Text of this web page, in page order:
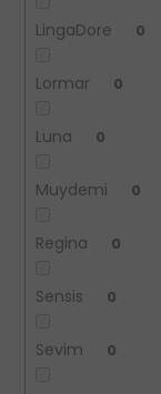
LingaDore 0
Lormar 0
Luna 0
Muydemi 0
Regina 0
Sensis 0
Sevim 0